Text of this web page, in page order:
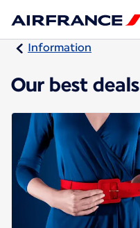
Information
Our best deals